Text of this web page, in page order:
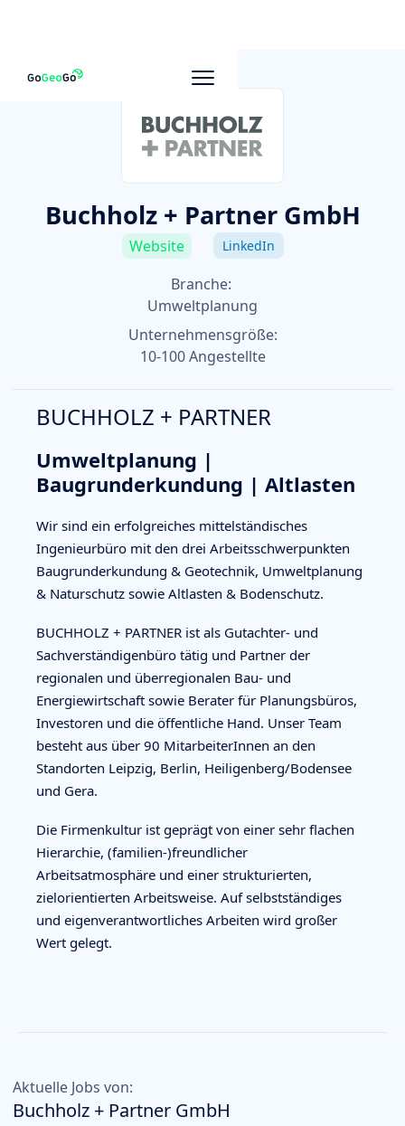
Zu anderen Unternehmen
Buchholz + Partner GmbH
Website LinkedIn
Branche:
Umweltplanung
Unternehmensgröße:
10-100 Angestellte
BUCHHOLZ + PARTNER
Umweltplanung |
Baugrunderkundung | Altlasten
Wir sind ein erfolgreiches mittelständisches
Ingenieurbüro mit den drei Arbeitsschwerpunkten
Baugrunderkundung & Geotechnik, Umweltplanung
& Naturschutz sowie Altlasten & Bodenschutz.
BUCHHOLZ + PARTNER ist als Gutachter- und
Sachverständigenbüro tätig und Partner der
regionalen und überregionalen Bau- und
Energiewirtschaft sowie Berater für Planungsbüros,
Investoren und die öffentliche Hand. Unser Team
besteht aus über 90 MitarbeiterInnen an den
Standorten Leipzig, Berlin, Heiligenberg/Bodensee
und Gera.
Die Firmenkultur ist geprägt von einer sehr flachen
Hierarchie, (familien-)freundlicher
Arbeitsatmosphäre und einer strukturierten,
zielorientierten Arbeitsweise. Auf selbstständiges
und eigenverantwortliches Arbeiten wird großer
Wert gelegt.
Aktuelle Jobs von:
Buchholz + Partner GmbH